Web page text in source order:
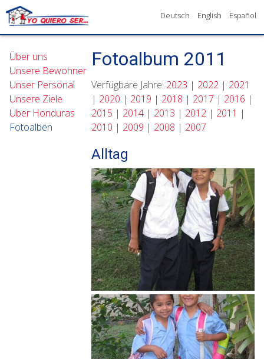
Deutsch English Español
Über uns
Unsere Bewohner
Unser Personal
Unsere Ziele
Über Honduras
Fotoalben
Fotoalbum 2011
Verfügbare Jahre: 2023 | 2022| 2021
| 2020 | 2019 | 2018 | 2017 | 2016 |
2015 | 2014| 2013 | 2012| 2011 |
2010 | 2009 | 2008 | 2007
Alltag